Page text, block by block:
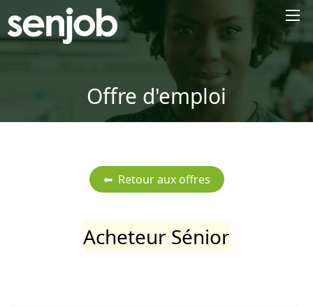
Offre d'emploi
Acheteur Sénior